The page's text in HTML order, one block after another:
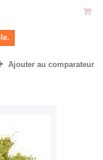
Ajouter au comparateur